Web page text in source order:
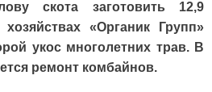
скота заготовить 12,9
«Органик Групп»
укос многолетних трав. В
ремонт комбайнов.